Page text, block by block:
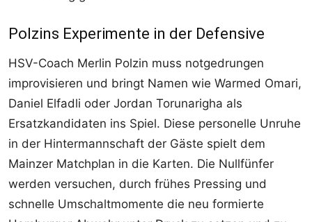
Polzins Experimente in der Defensive
HSV-Coach Merlin Polzin muss notgedrungen
improvisieren und bringt Namen wie Warmed Omari,
Daniel Elfadli oder Jordan Torunarigha als
Ersatzkandidaten ins Spiel. Diese personelle Unruhe
in der Hintermannschaft der Gäste spielt dem
Mainzer Matchplan in die Karten. Die Nullfünfer
werden versuchen, durch frühes Pressing und
schnelle Umschaltmomente die neu formierte